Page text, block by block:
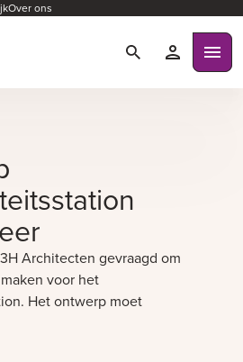
Over ons
ZoekenMijn
Architecten gevraagd om
voor het
Het ontwerp moet